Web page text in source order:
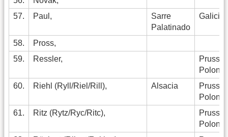
57.
Paul,
Sarre
Palatinado
Galicia
58.
Pross,
59.
Ressler,
Pruss.
Polonia
60.
Riehl (Ryll/Riel/Rill), Alsacia
Pruss.
Polonia
61.
Ritz (Rytz/Ryc/Ritc),
Pruss.
Polonia